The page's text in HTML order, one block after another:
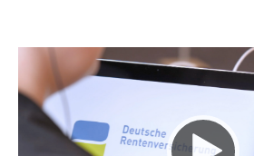
Online-Services
Inhalte in Gebärdensprache (DGS)
Leichte Sprache